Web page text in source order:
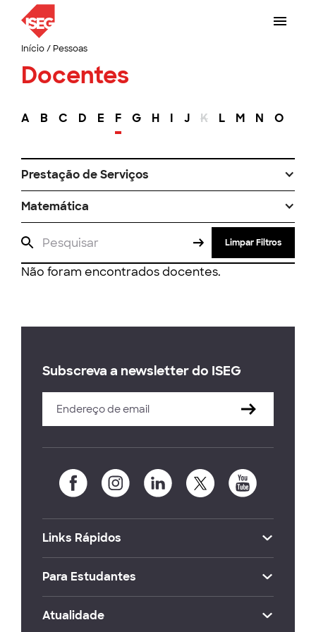
Início/ Pessoas
Docentes
A B C D E F G H I J K L M N O
Prestação de Serviços
Matemática
Limpar Filtros
Não foram encontrados docentes.
Subscreva a newsletter do ISEG
Links Rápidos
Para Estudantes
Atualidade